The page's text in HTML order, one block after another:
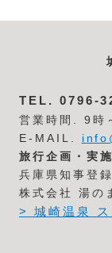
TEL. 0796-
営業時間. 9時
E-MAIL.
旅行企画・実施
兵庫県知事登
株式会社 湯の
> 城崎温泉 ス